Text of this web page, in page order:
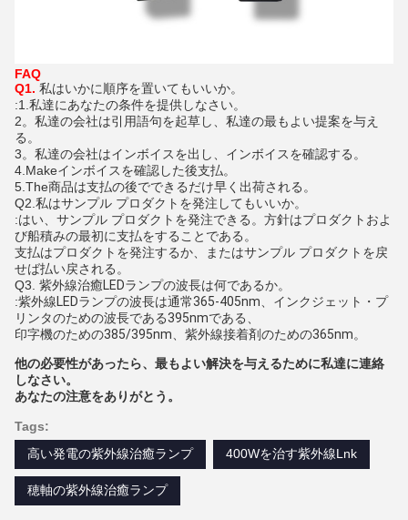
FAQ
Q1. 私はいかに順序を置いてもいいか。
:1.私達にあなたの条件を提供しなさい。
2。私達の会社は引用語句を起草し、私達の最もよい提案を与え
る。
3。私達の会社はインボイスを出し、インボイスを確認する。
4.Makeインボイスを確認した後支払。
5.The商品は支払の後でできるだけ早く出荷される。
Q2.私はサンプル プロダクトを発注してもいいか。
:はい、サンプル プロダクトを発注できる。方針はプロダクトおよ
び船積みの最初に支払をすることである。
支払はプロダクトを発注するか、またはサンプル プロダクトを戻
せば払い戻される。
Q3. 紫外線治癒LEDランプの波長は何であるか。
:紫外線LEDランプの波長は通常365-405nm、インクジェット・プ
リンタのための波長である395nmである、
印字機のための385/395nm、紫外線接着剤のための365nm。
他の必要性があったら、最もよい解決を与えるために私達に連絡
しなさい。
あなたの注意をありがとう。
Tags:
高い発電の紫外線治癒ランプ
400Wを治す紫外線Lnk
穂軸の紫外線治癒ランプ